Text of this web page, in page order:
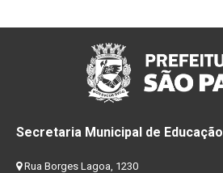
Secretaria Municipal de Educação
Rua Borges Lagoa, 1230